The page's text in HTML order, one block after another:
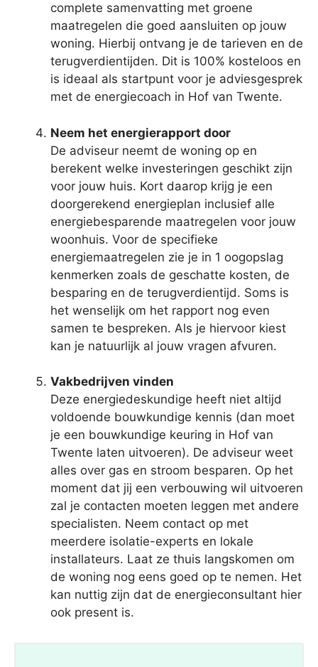
complete samenvatting met groene
maatregelen die goed aansluiten op jouw
woning. Hierbij ontvang je de tarieven en de
terugverdientijden. Dit is 100% kosteloos en
is ideaal als startpunt voor je adviesgesprek
met de energiecoach in Hof van Twente.
Neem het energierapport door
De adviseur neemt de woning op en
berekent welke investeringen geschikt zijn
voor jouw huis. Kort daarop krijg je een
doorgerekend energieplan inclusief alle
energiebesparende maatregelen voor jouw
woonhuis. Voor de specifieke
energiemaatregelen zie je in 1 oogopslag
kenmerken zoals de geschatte kosten, de
besparing en de terugverdientijd. Soms is
het wenselijk om het rapport nog even
samen te bespreken. Als je hiervoor kiest
kan je natuurlijk al jouw vragen afvuren.
Vakbedrijven vinden
Deze energiedeskundige heeft niet altijd
voldoende bouwkundige kennis (dan moet
je een bouwkundige keuring in Hof van
Twente laten uitvoeren). De adviseur weet
alles over gas en stroom besparen. Op het
moment dat jij een verbouwing wil uitvoeren
zal je contacten moeten leggen met andere
specialisten. Neem contact op met
meerdere isolatie-experts en lokale
installateurs. Laat ze thuis langskomen om
de woning nog eens goed op te nemen. Het
kan nuttig zijn dat de energieconsultant hier
ook present is.